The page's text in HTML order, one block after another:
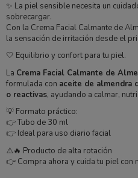
✨ La piel sensible necesita un
sobrecargar.
Con la Crema Facial Calmante de
la sensación de irritación desde el
🤍 Equilibrio y confort para tu piel.
La Crema Facial Calmante de
formulada con aceite de almendra
o reactivas, ayudando a calmar,
💡 Formato práctico:
👉 Tubo de 30 ml
👉 Ideal para uso diario facial
⚠️🔥 Producto de alta rotación
👉 Compra ahora y cuida tu piel con